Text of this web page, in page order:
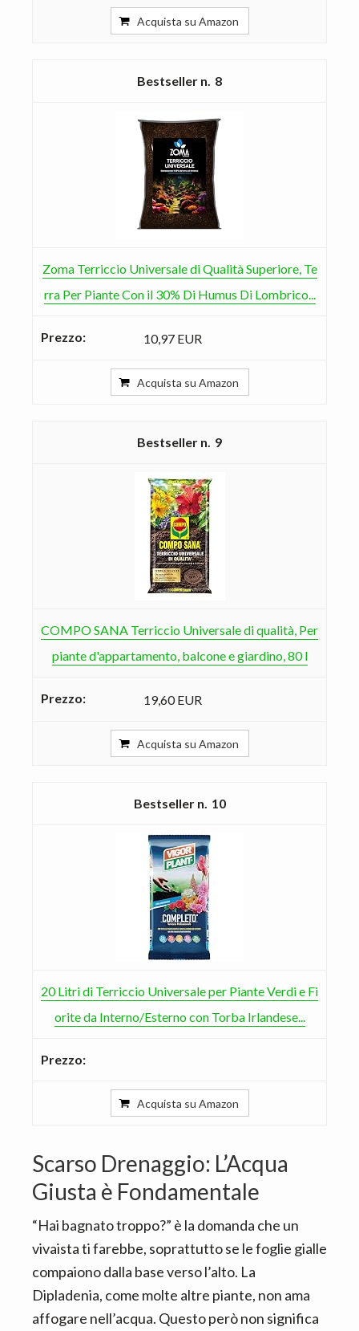
Acquista su Amazon
8
Zoma Terriccio Universale di Qualità Superiore, Te
rra Per Piante Con il 30% Di Humus Di Lombrico...
10,97 EUR
Acquista su Amazon
9
COMPO SANA Terriccio Universale di qualità, Per
piante d'appartamento, balcone e giardino, 80 l
19,60 EUR
Acquista su Amazon
10
20 Litri di Terriccio Universale per Piante Verdi e Fi
orite da Interno/Esterno con Torba Irlandese...
Acquista su Amazon
Scarso Drenaggio: L’Acqua
Giusta è Fondamentale
“Hai bagnato troppo?” è la domanda che un
vivaista ti farebbe, soprattutto se le foglie gialle
compaiono dalla base verso l’alto. La
Dipladenia, come molte altre piante, non ama
affogare nell’acqua. Questo però non significa